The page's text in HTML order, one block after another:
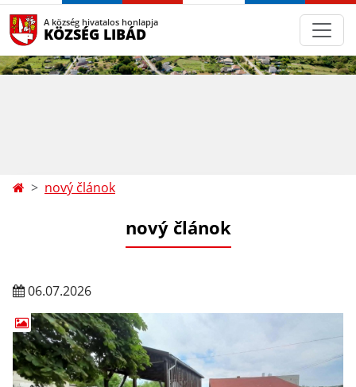
A község hivatalos honlapja
KÖZSÉG LIBÁD
nový článok
nový článok
06.07.2026